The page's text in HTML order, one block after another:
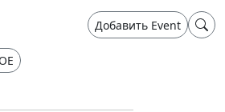
Добавить Event